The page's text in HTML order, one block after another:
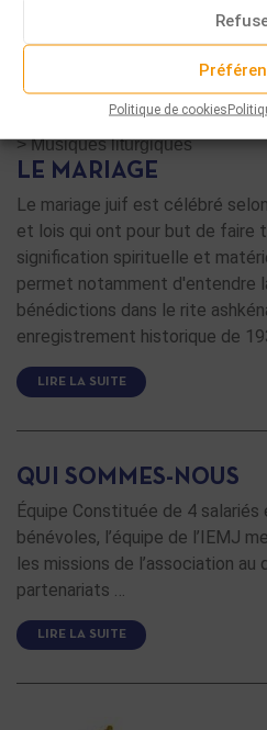
Politique de cookies
>Articles de fond>
>Musiques liturgiques
LE MARIAGE
Le mariage juif est célébré
et lois qui ont pour but de faire
signification spirituelle et
permet notamment d'entendre
bénédictions dans le rite
enregistrement historique de
LIRE LA SUITE
QUI SOMMES-NOUS
Équipe Constituée de 4 salariés
bénévoles, l’équipe de l’IEMJ
les missions de l’association
partenariats …
LIRE LA SUITE